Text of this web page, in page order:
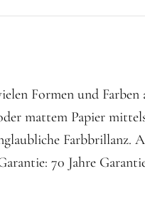
Formen und Farben
mattem Papier
Farbbrillanz.
70 Jahre